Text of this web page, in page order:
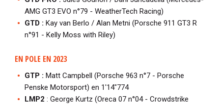
AMG GT3 EVO n°79 - WeatherTech Racing)
GTD : Kay van Berlo / Alan Metni (Porsche 911 GT3 R
n°91 - Kelly Moss with Riley)
EN POLE EN 2023
GTP : Matt Campbell (Porsche 963 n°7 - Porsche
Penske Motorsport) en 1'14"774
LMP2 : George Kurtz (Oreca 07 n°04 - Crowdstrike